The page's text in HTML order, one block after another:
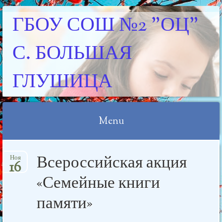
ГБОУ СОШ №2 "ОЦ"
С. БОЛЬШАЯ
ГЛУШИЦА
Menu
to
Всероссийская акция
«Семейные книги
памяти»
Ноя
16